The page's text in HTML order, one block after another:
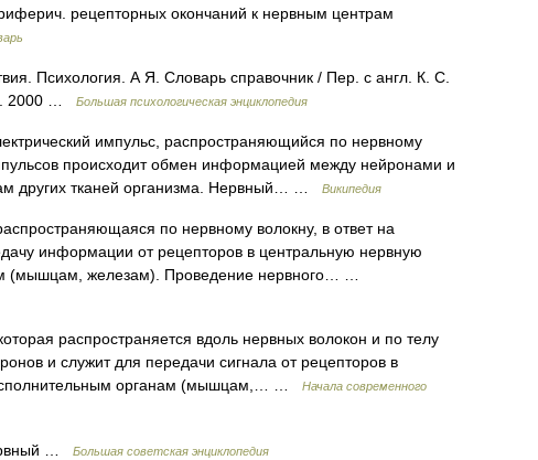
рецепторных окончаний к нервным центрам
Психология. А Я. Словарь справочник / Пер. с англ. К. С.
2000 …
Большая психологическая энциклопедия
импульс, распространяющийся по нервному
происходит обмен информацией между нейронами и
других тканей организма. Нервный… …
Википедия
по нервному волокну, в ответ на
информации от рецепторов в центральную нервную
(мышцам, железам). Проведение нервного… …
распространяется вдоль нервных волокон и по телу
и служит для передачи сигнала от рецепторов в
органам (мышцам,… …
Начала современного
… Большая советская энциклопедия